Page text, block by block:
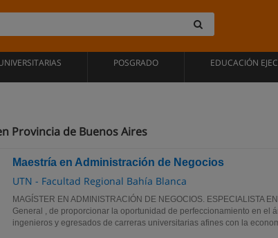
POSGRADO EDUCACIÓN
Provincia de Buenos Aires
Maestría en Administración de Negocios
UTN - Facultad Regional Bahía Blanca
MAGÍSTER EN ADMINISTRACIÓN DE NEGOCIOS. ESPECIALISTA
General , de proporcionar la oportunidad de perfeccionamiento en el
ingenieros y egresados de carreras universitarias afines con la